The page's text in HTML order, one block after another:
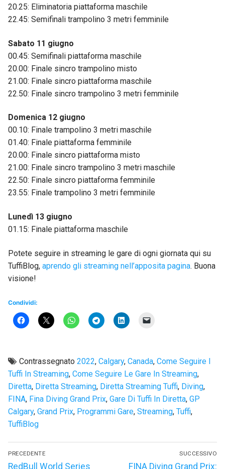
20.25: Eliminatoria piattaforma maschile
22.45: Semifinali trampolino 3 metri femminile
Sabato 11 giugno
00.45: Semifinali piattaforma maschile
20.00: Finale sincro trampolino misto
21.00: Finale sincro piattaforma maschile
22.50: Finale sincro trampolino 3 metri femminile
Domenica 12 giugno
00.10: Finale trampolino 3 metri maschile
01.40: Finale piattaforma femminile
20.00: Finale sincro piattaforma misto
21.00: Finale sincro trampolino 3 metri maschile
22.50: Finale sincro piattaforma femminile
23.55: Finale trampolino 3 metri femminile
Lunedì 13 giugno
01.15: Finale piattaforma maschile
Potete seguire in streaming le gare di ogni giornata qui su
TuffiBlog, aprendo gli streaming nell’apposita pagina. Buona
visione!
Condividi:
Contrassegnato 2022, Calgary, Canada, Come Seguire I
Tuffi In Streaming, Come Seguire Le Gare In Streaming,
Diretta, Diretta Streaming, Diretta Streaming Tuffi, Diving,
FINA, Fina Diving Grand Prix, Gare Di Tuffi In Diretta, GP
Calgary, Grand Prix, Programmi Gare, Streaming, Tuffi,
TuffiBlog
Navigazione
articoli
PRECEDENTE
Articolo
RedBull World Series
SUCCESSIVO
Articolo
FINA Diving Grand Prix: